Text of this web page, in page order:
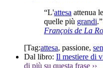
“L'attesa attenua le
quelle più grandi.”
François de La
[Tag:attesa, passione,
Dal libro: Il mestiere di
di più su questa frase ››